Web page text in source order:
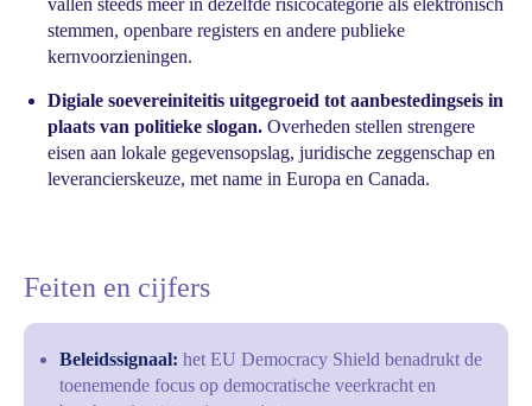
stemmen, openbare registers en andere publieke
kernvoorzieningen.
Digiale soevereiniteitis uitgegroeid tot aanbestedingseis in
plaats van politieke slogan. Overheden stellen strengere
eisen aan lokale gegevensopslag, juridische zeggenschap en
leverancierskeuze, met name in Europa en Canada.
Feiten en cijfers
Beleidssignaal: het EU Democracy Shield benadrukt de
toenemende focus op democratische veerkracht en